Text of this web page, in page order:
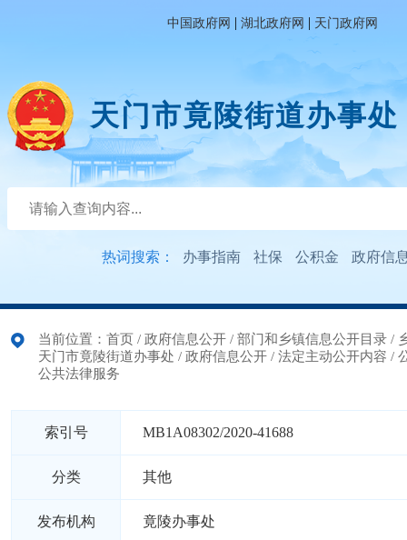
中国政府网 | 湖北政府网 | 天门政府网
天门市竟陵街道办事处
热词搜索： 办事指南 社保 公积金 政府信
当前位置： 首页 / 政府信息公开 / 部门和乡镇信息公开目录 /
天门市竟陵街道办事处 / 政府信息公开 / 法定主动公开内容 /
公共法律服务
索引号 MB1A08302/2020-41688
分类 其他
发布机构 竟陵办事处